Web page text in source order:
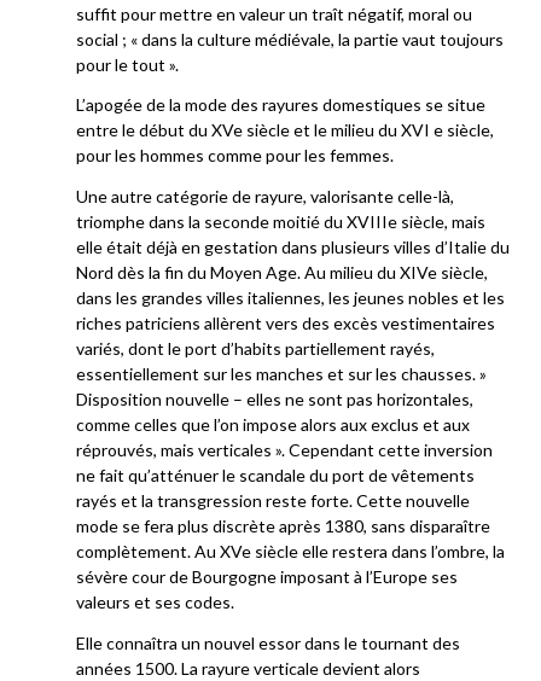
suffit pour mettre en valeur un traît négatif, moral ou
social ; « dans la culture médiévale, la partie vaut toujours
pour le tout ».
L’apogée de la mode des rayures domestiques se situe
entre le début du XVe siècle et le milieu du XVI e siècle,
pour les hommes comme pour les femmes.
Une autre catégorie de rayure, valorisante celle-là,
triomphe dans la seconde moitié du XVIIIe siècle, mais
elle était déjà en gestation dans plusieurs villes d’Italie du
Nord dès la fin du Moyen Age. Au milieu du XIVe siècle,
dans les grandes villes italiennes, les jeunes nobles et les
riches patriciens allèrent vers des excès vestimentaires
variés, dont le port d’habits partiellement rayés,
essentiellement sur les manches et sur les chausses. »
Disposition nouvelle – elles ne sont pas horizontales,
comme celles que l’on impose alors aux exclus et aux
réprouvés, mais verticales ». Cependant cette inversion
ne fait qu’atténuer le scandale du port de vêtements
rayés et la transgression reste forte. Cette nouvelle
mode se fera plus discrète après 1380, sans disparaître
complètement. Au XVe siècle elle restera dans l’ombre, la
sévère cour de Bourgogne imposant à l’Europe ses
valeurs et ses codes.
Elle connaîtra un nouvel essor dans le tournant des
années 1500. La rayure verticale devient alors